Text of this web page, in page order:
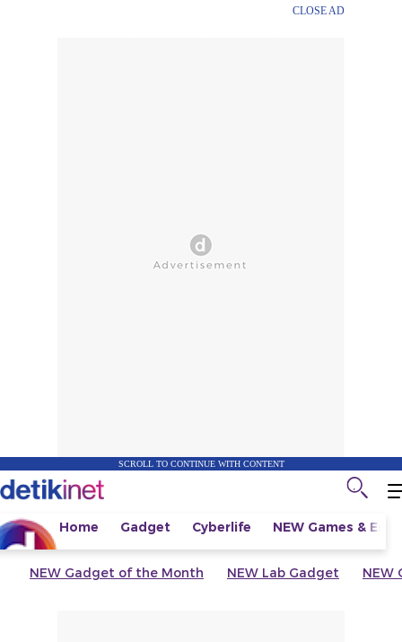
CLOSE AD
SCROLL TO CONTINUE WITH CONTENT
Home Gadget Cyberlife NEW Games &
NEW Gadget of the Month NEW Lab Gadget NEW